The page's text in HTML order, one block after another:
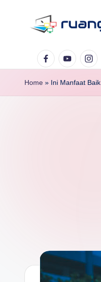
Klik
Manfaat
FacebookYouTube
Home » Ini Manfaat